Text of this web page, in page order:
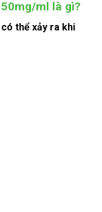
ml là gì?
thể xảy ra khi